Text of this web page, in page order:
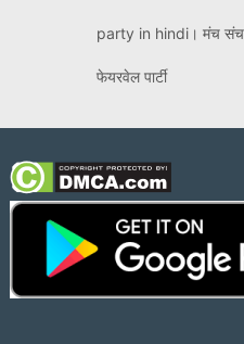
party in hindi। मंच
फेयरवेल पार्टी